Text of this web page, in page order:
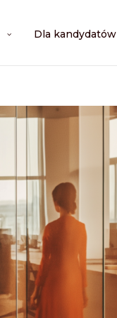
Dla kandydatów